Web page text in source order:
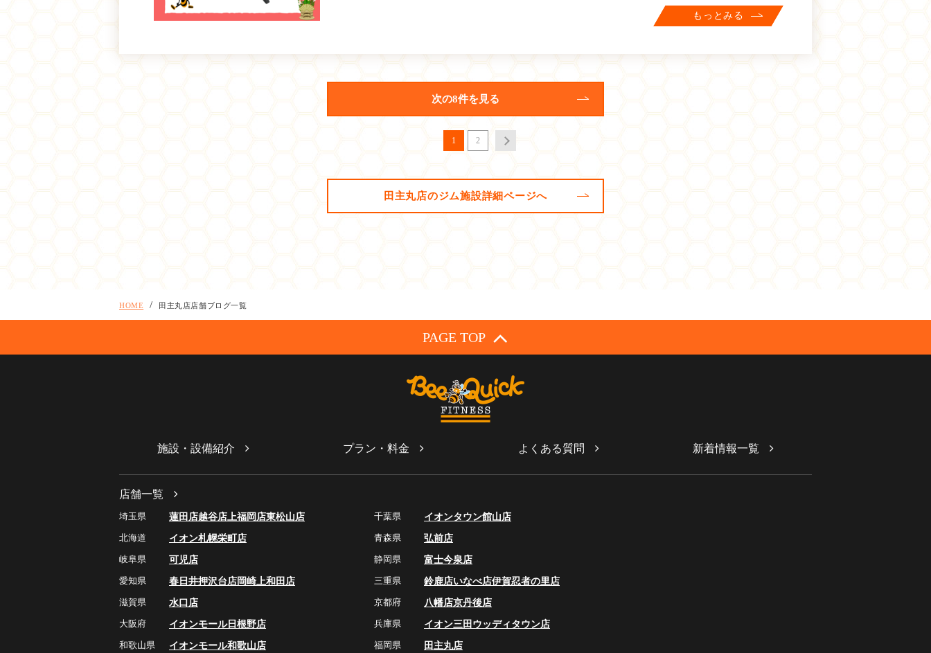
もっとみる
次の8件を見る
1 2
田主丸店のジム施設詳細ページへ
HOME 田主丸店店舗ブログ一覧
PAGE TOP
施設・設備紹介 プラン・料金 よくある質問 新着情報一覧
店舗一覧
埼玉県 蓮田店越谷店上福岡店東松山店 千葉県
イオンタウン館山店
北海道
イオン札幌栄町店 青森県
弘前店
岐阜県
可児店 静岡県
富士今泉店
愛知県
春日井押沢台店岡崎上和田店 三重県 鈴鹿店いなべ店伊賀忍者の里店
滋賀県
水口店 京都府 八幡店京丹後店
大阪府
イオンモール日根野店 兵庫県
イオン三田ウッディタウン店
和歌山県
イオンモール和歌山店 福岡県 田主丸店